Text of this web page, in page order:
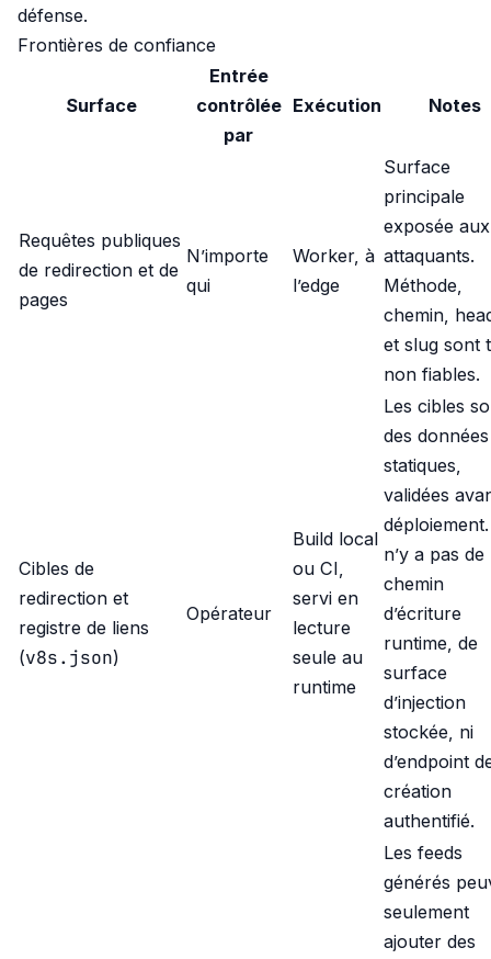
défense.
Frontières de confiance
Surface
Entrée
contrôlée
par
Exécution Notes
Requêtes publiques
de redirection et de
pages
N’importe
qui
Worker, à
l’edge
Surface
principale
exposée aux
attaquants.
Méthode,
chemin,
et slug sont
non fiables.
Cibles de
redirection et
registre de liens
(v8s.json)
Opérateur
Build local
ou CI,
servi en
lecture
seule au
runtime
Les cibles
des données
statiques,
validées
n’y a pas de
chemin
d’écriture
runtime, de
surface
d’injection
stockée, ni
d’endpoint
création
authentifié.
Les feeds
générés
seulement
ajouter des